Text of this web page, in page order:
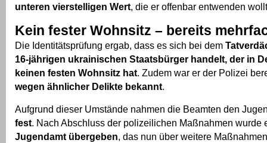
unteren vierstelligen Wert, die er offenbar entwenden
Kein fester Wohnsitz – bereits
Die Identitätsprüfung ergab, dass es sich bei dem
16-jährigen ukrainischen Staatsbürger handelt, der in
keinen festen Wohnsitz hat. Zudem war er der Polizei
wegen ähnlicher Delikte bekannt.
Aufgrund dieser Umstände nahmen die Beamten den
fest. Nach Abschluss der polizeilichen Maßnahmen wurde
Jugendamt übergeben, das nun über weitere